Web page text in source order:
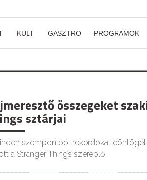
KULT GASZTRO PROGRAMOK
összegeket
sztárjai
szempontból rekordokat
a Stranger Things szereplő